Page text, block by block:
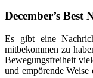
December’s Best
Es gibt eine
mitbekommen zu
Bewegungsfreiheit
und empörende